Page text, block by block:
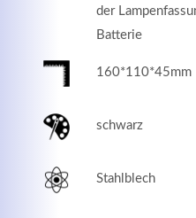
der
Batterie
160*110*45mm
schwarz
Stahlblech
elit. Aenean